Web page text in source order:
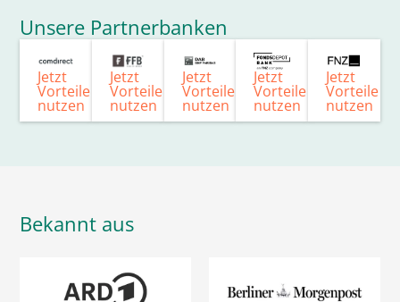
Unsere Partnerbanken
Jetzt
Vorteile
nutzen
Jetzt
Vorteile
nutzen
Jetzt
Vorteile
nutzen
Jetzt
Vorteile
nutzen
Jetzt
Vorteile
nutzen
Bekannt aus